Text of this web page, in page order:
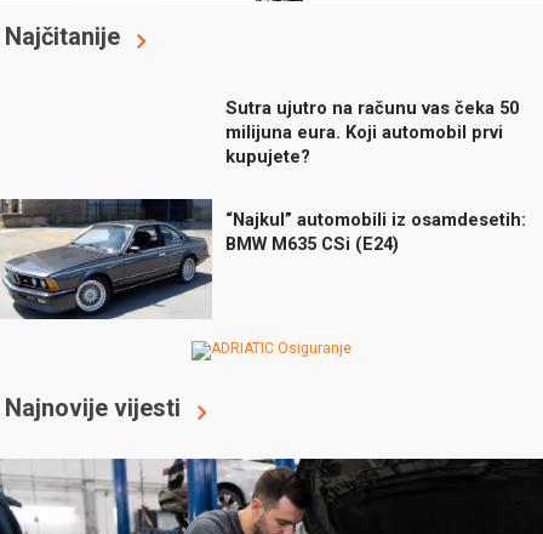
Najčitanije
Sutra ujutro na računu vas čeka 50
milijuna eura. Koji automobil prvi
kupujete?
“Najkul” automobili iz osamdesetih:
BMW M635 CSi (E24)
Najnovije vijesti